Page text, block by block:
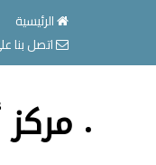
الرئيسية
اتصل بنا